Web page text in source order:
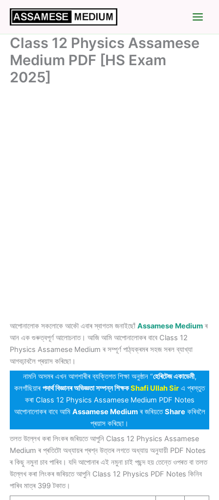
Class 12 Physics Assamese
Medium PDF [HS Exam
2025]
আপোনালোক সকলোকে আকৌ এবাৰ স্বাগতম জনাইছোঁ Assamese Medium ৰ
আন এক গুৰুত্বপূৰ্ণ আলোচনাত। আজি আমি আপোনালোকৰ বাবে Class 12
Physics Assamese Medium ৰ সম্পূৰ্ণ পাঠ্যক্ৰমৰ সহজ সৰল ব্যাখ্যা
আগবঢ়াবলৈ প্ৰয়াস কৰিছো।
নামনি অসমৰ এখন আগশাৰীৰ ব্যক্তিগত শিক্ষা অনুষ্ঠান “হেৰিটেজ একাডেমী,
কলগাঁছিয়াৰ পদাৰ্থ বিজ্ঞানৰ অভিজ্ঞতা সম্পন্ন শিক্ষকShafi Ullah Sir এ প্ৰস্তুত
কৰা Class 12 Physics Assamese Medium PDF Notes
আপোনালোকৰ বাবে আমি Assamese Mediumৰ জৰিয়তেShare কৰিবলৈ
প্ৰয়াস কৰিছো।
তলত উল্লেখ কৰা লিংকৰ জৰিয়তে আপুনি Class 12 Physics Assamese
Medium ৰ প্ৰতিটো অধ্যায়ৰ প্ৰশ্ন উত্তৰ লগতে অধ্যায় অনুযায়ী PDF Notes
ৰ কিছু নমুনা চাব পাৰিব। যদি আপোনাৰ এই নমুনা চাই পছন্দ হয় তেন্তে ওপৰত বা তলত
উল্লেখ কৰা লিংকৰ জৰিয়তে আপুনি Class 12 Physics PDF Notes কিনিব
পাৰিব মাত্ৰ 399 টকাত।